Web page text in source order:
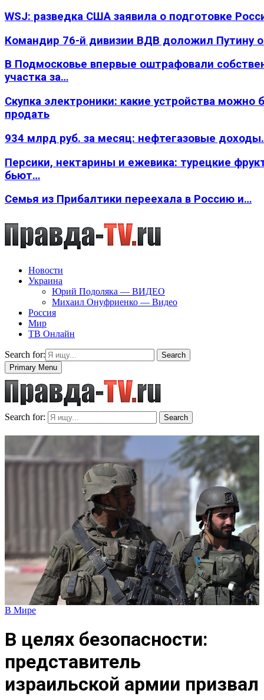
WSJ: разведка США заявила о подготовке
Командир 76-й дивизии ВДВ доложил Путину
В Подмосковье впервые оштрафовали
участка за…
Скупка электроники: какие устройства можно
продать
934 млрд руб. за месяц: нефтегазовые
Персики, нектарины и ежевика: турецкие
бьют…
Семья из Прибалтики переехала в Россию и…
Новости
Украина
Юрий Подоляка — ВИДЕО
Михаил Онуфриенко — Видео
Россия
Мир
ТВ Онлайн
Search for:
Search
Primary Menu
Search for: Search
В Мире
В целях безопасности:
представитель
израильской армии призвал